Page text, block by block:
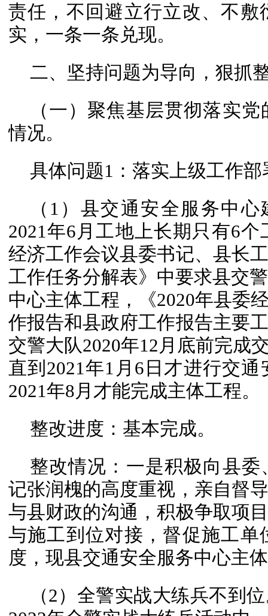
责任，不回避立行立改、不
实，一条一条兑现。
二、坚持问题为导向，狠抓
（一）聚焦基层贯彻落实
情况。
具体问题1：落实上级工作
（1）县交通安全服务中
2021年6月工地上长期只有6
经济工作会议县委书记、县长
工作任务分解表》中要求县交
中心主体工程，《2020年县委
作报告和县政府工作报告主要
交警大队2020年12月底前完成
直到2021年1月6日才进行交
2021年8月才能完成主体工程。
整改进度：基本完成。
整改情况：一是积极向县
记张润槐的高度重视，亲自督
与县财政的沟通，积极争取项
与施工到位对接，督促施工
度，现县交通安全服务中心主
（2）全警实战大练兵不到